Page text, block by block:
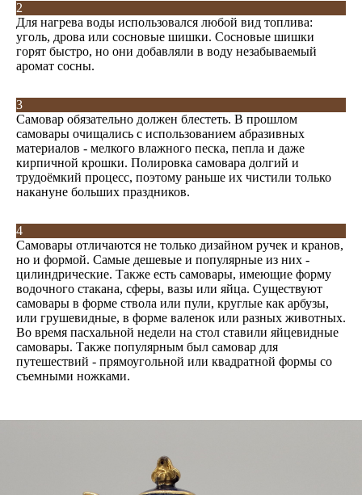
2
Для нагрева воды использовался любой вид топлива:
уголь, дрова или сосновые шишки. Сосновые шишки
горят быстро, но они добавляли в воду незабываемый
аромат сосны.
3
Самовар обязательно должен блестеть. В прошлом
самовары очищались с использованием абразивных
материалов - мелкого влажного песка, пепла и даже
кирпичной крошки. Полировка самовара долгий и
трудоёмкий процесс, поэтому раньше их чистили только
накануне больших праздников.
4
Самовары отличаются не только дизайном ручек и кранов,
но и формой. Самые дешевые и популярные из них -
цилиндрические. Также есть самовары, имеющие форму
водочного стакана, сферы, вазы или яйца. Существуют
самовары в форме ствола или пули, круглые как арбузы,
или грушевидные, в форме валенок или разных животных.
Во время пасхальной недели на стол ставили яйцевидные
самовары. Также популярным был самовар для
путешествий - прямоугольной или квадратной формы со
съемными ножками.